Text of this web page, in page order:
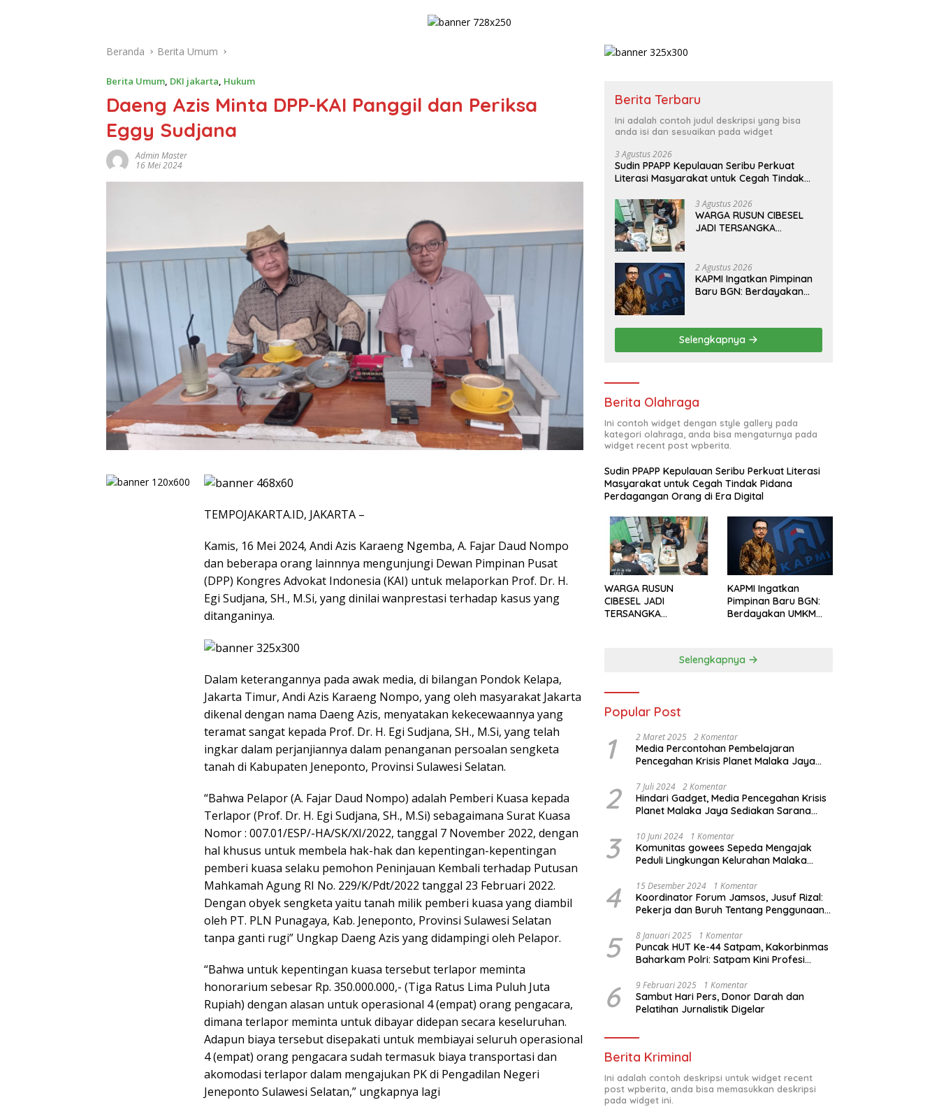
Beranda Berita Umum
Berita Umum DKI jakarta Hukum
Daeng Azis Minta DPP-KAI Panggil dan Periksa
Eggy Sudjana
Admin Master
16 Mei 2024
TEMPOJAKARTA.ID, JAKARTA –
Kamis, 16 Mei 2024, Andi Azis Karaeng Ngemba, A. Fajar Daud Nompo
dan beberapa orang lainnnya mengunjungi Dewan Pimpinan Pusat
(DPP) Kongres Advokat Indonesia (KAI) untuk melaporkan Prof. Dr. H.
Egi Sudjana, SH., M.Si, yang dinilai wanprestasi terhadap kasus yang
ditanganinya.
Dalam keterangannya pada awak media, di bilangan Pondok Kelapa,
Jakarta Timur, Andi Azis Karaeng Nompo, yang oleh masyarakat Jakarta
dikenal dengan nama Daeng Azis, menyatakan kekecewaannya yang
teramat sangat kepada Prof. Dr. H. Egi Sudjana, SH., M.Si, yang telah
ingkar dalam perjanjiannya dalam penanganan persoalan sengketa
tanah di Kabupaten Jeneponto, Provinsi Sulawesi Selatan.
“Bahwa Pelapor (A. Fajar Daud Nompo) adalah Pemberi Kuasa kepada
Terlapor (Prof. Dr. H. Egi Sudjana, SH., M.Si) sebagaimana Surat Kuasa
Nomor : 007.01/ESP/-HA/SK/XI/2022, tanggal 7 November 2022, dengan
hal khusus untuk membela hak-hak dan kepentingan-kepentingan
pemberi kuasa selaku pemohon Peninjauan Kembali terhadap Putusan
Mahkamah Agung RI No. 229/K/Pdt/2022 tanggal 23 Februari 2022.
Dengan obyek sengketa yaitu tanah milik pemberi kuasa yang diambil
oleh PT. PLN Punagaya, Kab. Jeneponto, Provinsi Sulawesi Selatan
tanpa ganti rugi” Ungkap Daeng Azis yang didampingi oleh Pelapor.
“Bahwa untuk kepentingan kuasa tersebut terlapor meminta
honorarium sebesar Rp. 350.000.000,- (Tiga Ratus Lima Puluh Juta
Rupiah) dengan alasan untuk operasional 4 (empat) orang pengacara,
dimana terlapor meminta untuk dibayar didepan secara keseluruhan.
Adapun biaya tersebut disepakati untuk membiayai seluruh operasional
4 (empat) orang pengacara sudah termasuk biaya transportasi dan
akomodasi terlapor dalam mengajukan PK di Pengadilan Negeri
Jeneponto Sulawesi Selatan,” ungkapnya lagi
Berita Terbaru
Ini adalah contoh judul deskripsi yang bisa
anda isi dan sesuaikan pada widget
3 Agustus 2026
Sudin PPAPP Kepulauan Seribu Perkuat
Literasi Masyarakat untuk Cegah Tindak
3 Agustus 2026
WARGA RUSUN CIBESEL
JADI TERSANGKA
2 Agustus 2026
KAPMI Ingatkan Pimpinan
Baru BGN: Berdayakan
Selengkapnya
Berita Olahraga
Ini contoh widget dengan style gallery pada
kategori olahraga, anda bisa mengaturnya pada
widget recent post wpberita.
Sudin PPAPP Kepulauan Seribu Perkuat Literasi
Masyarakat untuk Cegah Tindak Pidana
Perdagangan Orang di Era Digital
WARGA RUSUN
CIBESEL JADI
TERSANGKA
KAPMI Ingatkan
Pimpinan Baru BGN:
Berdayakan UMKM
Selengkapnya
Popular Post
1 2 Maret 2025 2 Komentar
Media Percontohan Pembelajaran
Pencegahan Krisis Planet Malaka Jaya
2 7 Juli 2024 2 Komentar
Hindari Gadget, Media Pencegahan Krisis
Planet Malaka Jaya Sediakan Sarana
3 10 Juni 2024 1 Komentar
Komunitas gowees Sepeda Mengajak
Peduli Lingkungan Kelurahan Malaka
4 15 Desember 2024 1 Komentar
Koordinator Forum Jamsos, Jusuf Rizal:
Pekerja dan Buruh Tentang Penggunaan
Tapera
5 8 Januari 2025 1 Komentar
Puncak HUT Ke-44 Satpam, Kakorbinmas
Baharkam Polri: Satpam Kini Profesi
6 9 Februari 2025 1 Komentar
Sambut Hari Pers, Donor Darah dan
Pelatihan Jurnalistik Digelar
Berita Kriminal
Ini adalah contoh deskripsi untuk widget recent
post wpberita, anda bisa memasukkan deskripsi
pada widget ini.